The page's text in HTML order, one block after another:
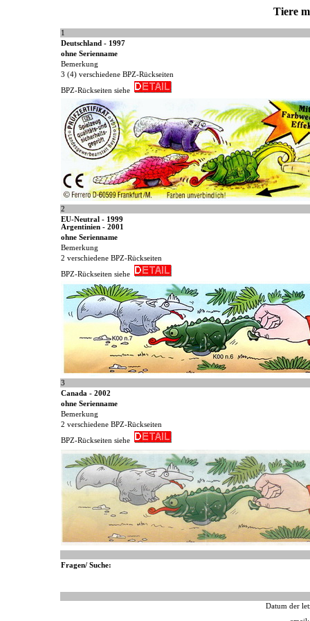
Tiere
1
Deutschland - 1997
ohne Serienname
Bemerkung
3 (4) verschiedene BPZ-Rückseiten
BPZ-Rückseiten siehe
2
EU-Neutral - 1999
Argentinien - 2001
ohne Serienname
Bemerkung
2 verschiedene BPZ-Rückseiten
BPZ-Rückseiten siehe
3
Canada - 2002
ohne Serienname
Bemerkung
2 verschiedene BPZ-Rückseiten
BPZ-Rückseiten siehe
Fragen/ Suche:
Datum der